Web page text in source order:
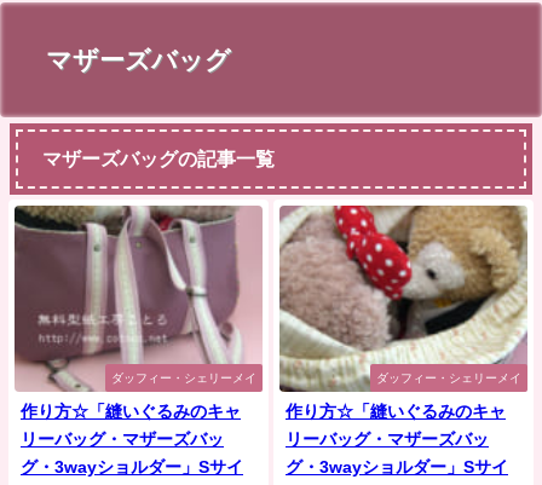
マザーズバッグ
マザーズバッグの記事一覧
ダッフィー・シェリーメイ
作り方☆「縫いぐるみのキャ
リーバッグ・マザーズバッ
グ・3wayショルダー」Sサイ
ダッフィー・シェリーメイ
作り方☆「縫いぐるみのキャ
リーバッグ・マザーズバッ
グ・3wayショルダー」Sサイ